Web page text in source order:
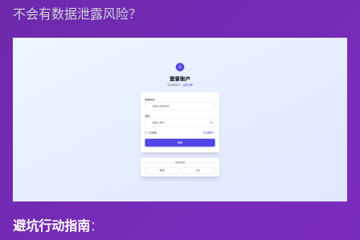
不会有数据泄露风险？
避坑行动指南：